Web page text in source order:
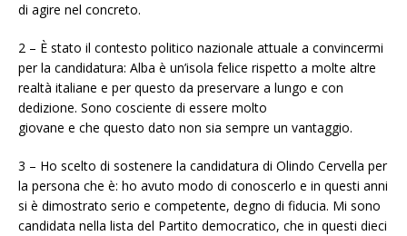
di agire nel concreto.
2 – È stato il contesto politico nazionale attuale a convincermi
per la candidatura: Alba è un’isola felice rispetto a molte altre
realtà italiane e per questo da preservare a lungo e con
dedizione. Sono cosciente di essere molto
giovane e che questo dato non sia sempre un vantaggio.
3 – Ho scelto di sostenere la candidatura di Olindo Cervella per
la persona che è: ho avuto modo di conoscerlo e in questi anni
si è dimostrato serio e competente, degno di fiducia. Mi sono
candidata nella lista del Partito democratico, che in questi dieci